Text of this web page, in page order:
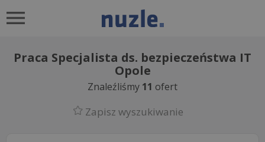
Praca Specjalista ds. bezpieczeństwa IT
Opole
Znaleźliśmy 11 ofert
Zapisz wyszukiwanie